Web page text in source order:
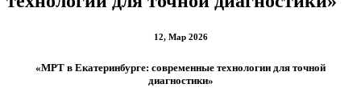
12, Мар 2026
«МРТ в Екатеринбурге: современные технологии для точной
диагностики»